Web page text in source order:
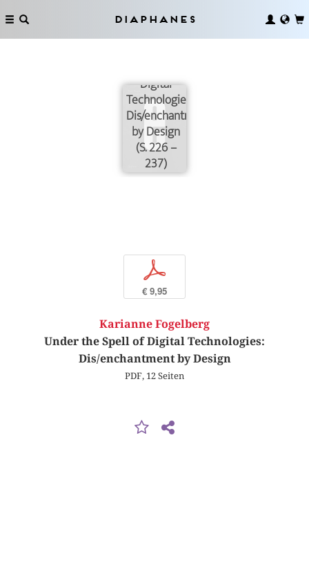
Diaphanes
Digital
Technologies:
Dis/enchantment
by Design
(S. 226 –
237)
p
€ 9,95
Karianne Fogelberg
Under the Spell of Digital Technologies:
Dis/enchantment by Design
PDF, 12 Seiten